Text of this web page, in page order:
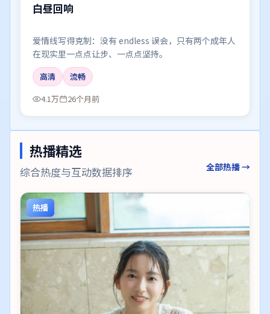
白昼回响
爱情线写得克制：没有 endless 误会，只有两个成年人
在现实里一点点让步、一点点坚持。
高清
流畅
4.1万
26个月前
热播精选
综合热度与互动数据排序 全部热播 →
热播